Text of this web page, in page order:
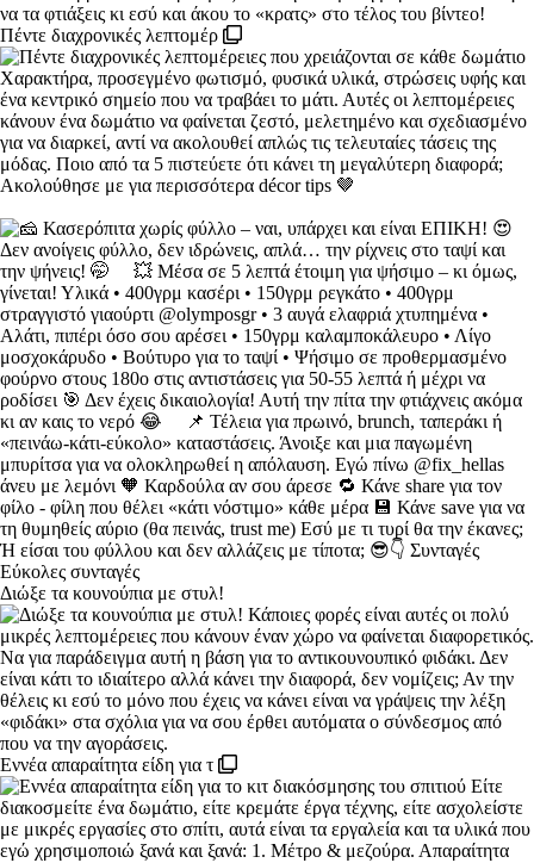
Πέντε διαχρονικές λεπτομέρ
Διώξε τα κουνούπια με στυλ!
Εννέα απαραίτητα είδη για τ